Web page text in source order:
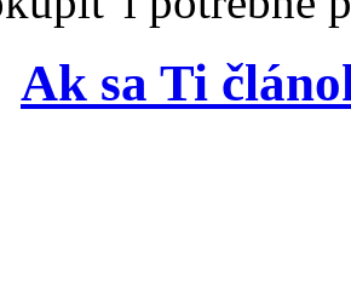
Ak sa Ti